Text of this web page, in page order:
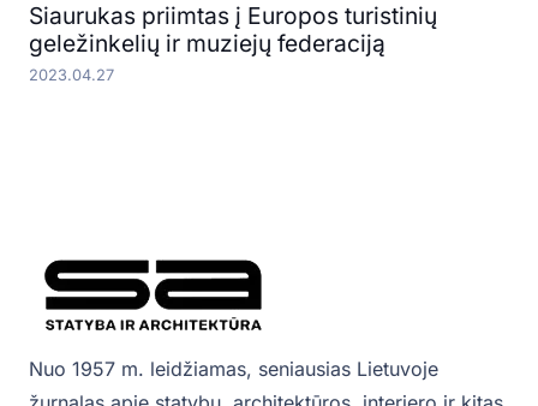
Siaurukas priimtas į Europos turistinių
geležinkelių ir muziejų federaciją
2023.04.27
Nuo 1957 m. leidžiamas, seniausias Lietuvoje